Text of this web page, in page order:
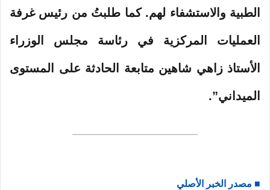
الطبية والاستشفاء لهم. كما طلبتُ من رئيس غرفة
العمليات المركزية في رئاسة مجلس الوزراء
الأستاذ زاهي شاهين متابعة الحادثة على المستوى
الميداني”.
■ مصدر الخبر الأصلي